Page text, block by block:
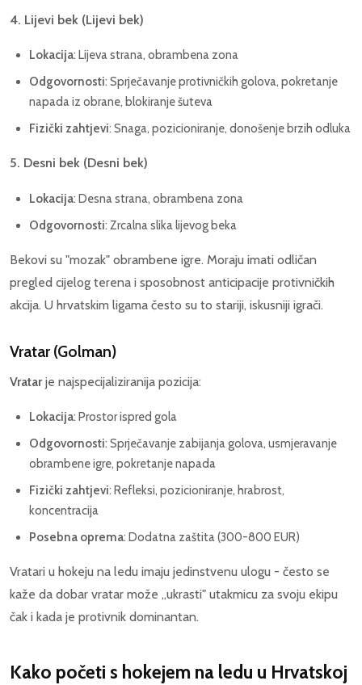
4. Lijevi bek (Lijevi bek)
Lokacija: Lijeva strana, obrambena zona
Odgovornosti: Sprječavanje protivničkih golova, pokretanje
napada iz obrane, blokiranje šuteva
Fizički zahtjevi: Snaga, pozicioniranje, donošenje brzih odluka
5. Desni bek (Desni bek)
Lokacija: Desna strana, obrambena zona
Odgovornosti: Zrcalna slika lijevog beka
Bekovi su "mozak" obrambene igre. Moraju imati odličan
pregled cijelog terena i sposobnost anticipacije protivničkih
akcija. U hrvatskim ligama često su to stariji, iskusniji igrači.
Vratar (Golman)
Vratarje najspecijaliziranija pozicija:
Lokacija: Prostor ispred gola
Odgovornosti: Sprječavanje zabijanja golova, usmjeravanje
obrambene igre, pokretanje napada
Fizički zahtjevi: Refleksi, pozicioniranje, hrabrost,
koncentracija
Posebna oprema: Dodatna zaštita (300-800 EUR)
Vratari u hokeju na ledu imaju jedinstvenu ulogu - često se
kaže da dobar vratar može „ukrasti" utakmicu za svoju ekipu
čak i kada je protivnik dominantan.
Kako početi s hokejem na ledu u Hrvatskoj